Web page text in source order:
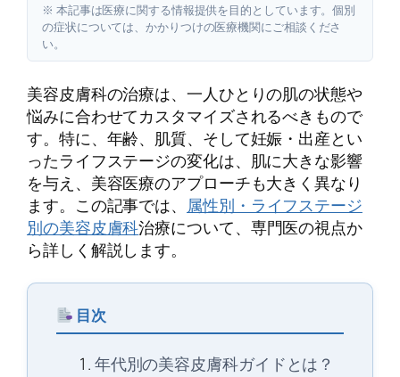
※ 本記事は医療に関する情報提供を目的としています。個別
の症状については、かかりつけの医療機関にご相談くださ
い。
美容皮膚科の治療は、一人ひとりの肌の状態や
悩みに合わせてカスタマイズされるべきもので
す。特に、年齢、肌質、そして妊娠・出産とい
ったライフステージの変化は、肌に大きな影響
を与え、美容医療のアプローチも大きく異なり
ます。この記事では、 属性別・ライフステージ
別の美容皮膚科治療について、専門医の視点か
ら詳しく解説します。
目次
年代別の美容皮膚科ガイドとは？